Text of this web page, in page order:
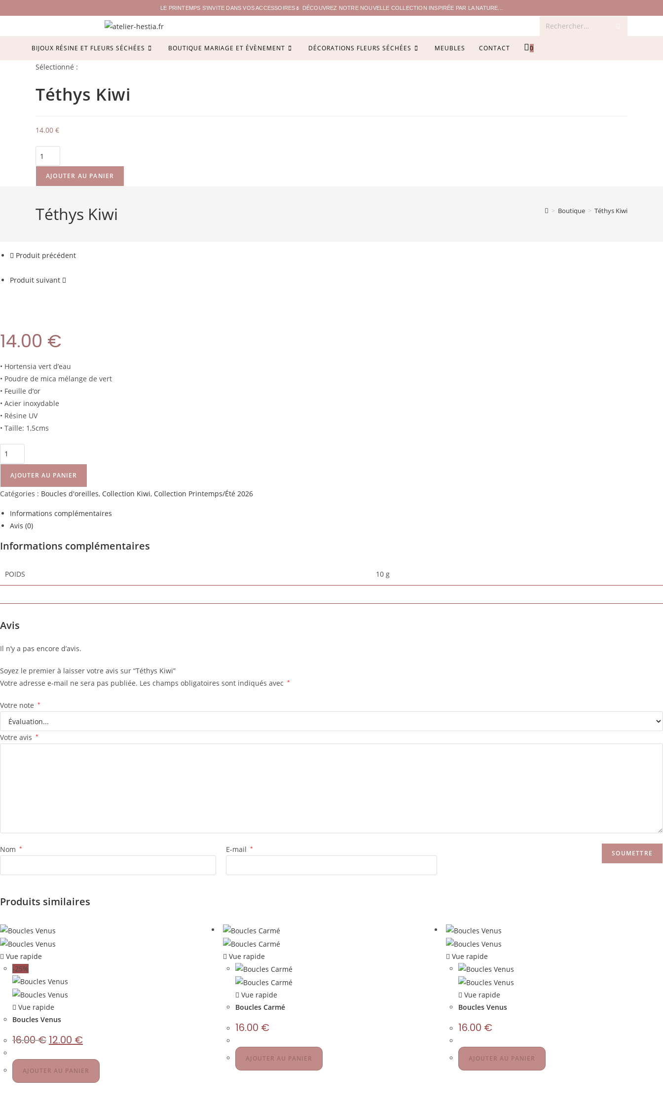
LE PRINTEMPS S'INVITE DANS VOS ACCESSOIRES🌷 DÉCOUVREZ NOTRE NOUVELLE COLLECTION INSPIRÉE PAR LA NATURE...
Rechercher…
BIJOUX RÉSINE ET FLEURS SÉCHÉES BOUTIQUE MARIAGE ET ÉVÈNEMENT DÉCORATIONS FLEURS SÉCHÉES MEUBLES CONTACT 0
Sélectionné :
Téthys Kiwi
14.00 €
AJOUTER AU PANIER
Téthys Kiwi > Boutique > Téthys Kiwi
Produit précédent
Produit suivant
14.00 €
• Hortensia vert d’eau
• Poudre de mica mélange de vert
• Feuille d’or
• Acier inoxydable
• Résine UV
• Taille: 1,5cms
AJOUTER AU PANIER
Catégories : Boucles d'oreilles, Collection Kiwi, Collection Printemps/Été 2026
Informations complémentaires
Avis (0)
Informations complémentaires
POIDS 10 g
Avis
Il n’y a pas encore d’avis.
Soyez le premier à laisser votre avis sur “Téthys Kiwi”
Votre adresse e-mail ne sera pas publiée. Les champs obligatoires sont indiqués avec *
Votre note *
Votre avis *
Nom * E-mail *
Produits similaires
Vue rapide
-25%
Vue rapide
Boucles Venus
16.00€ 12.00 €
AJOUTER AU PANIER
Vue rapide
Vue rapide
Boucles Carmé
16.00 €
AJOUTER AU PANIER
Vue rapide
Vue rapide
Boucles Venus
16.00 €
AJOUTER AU PANIER